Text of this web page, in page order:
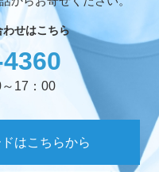
わせはこちら
17：00
はこちらから